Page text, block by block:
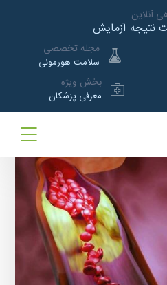
آنلاین
نتیجه آزمایش
مجله تخصصی
سلامت هورمونی
بخش ویژه
معرفی پزشکان